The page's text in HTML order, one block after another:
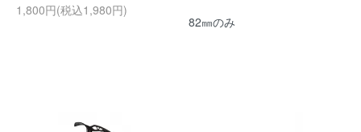
1,800円(税込1,980円)
82㎜のみ